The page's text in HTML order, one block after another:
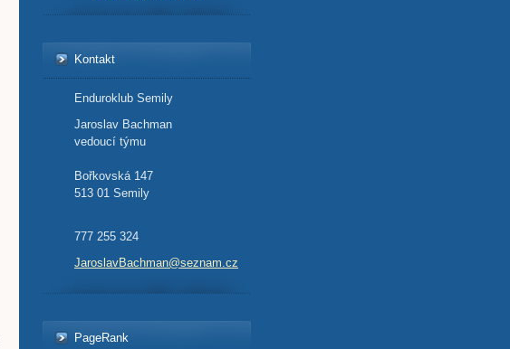
Kontakt
Enduroklub Semily
Jaroslav Bachman
vedoucí týmu
Bořkovská 147
513 01 Semily
777 255 324
JaroslavBachman@seznam.cz
PageRank